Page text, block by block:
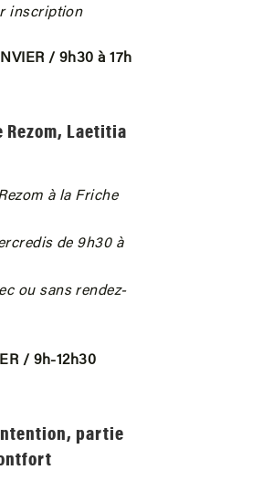
inscription
/ 9h30 à 17h
Rezom, Laetitia
à la Friche
de 9h30 à
ou sans rendez-
/ 9h-12h30
partie